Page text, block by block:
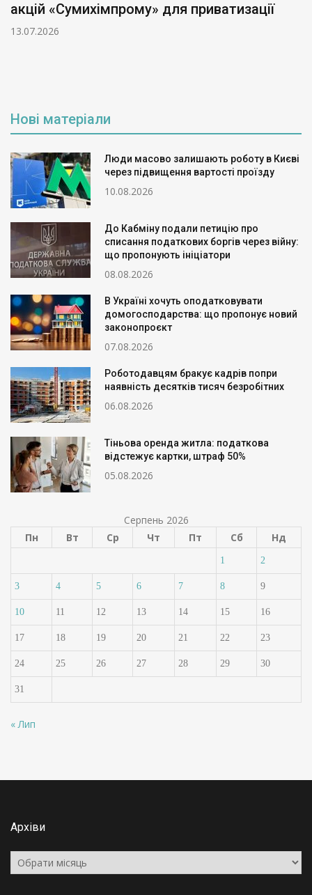
акцій «Сумихімпрому» для приватизації
13.07.2026
Нові матеріали
Люди масово залишають роботу в Києві
через підвищення вартості проїзду
10.08.2026
До Кабміну подали петицію про
списання податкових боргів через війну:
що пропонують ініціатори
08.08.2026
В Україні хочуть оподатковувати
домогосподарства: що пропонує новий
законопроєкт
07.08.2026
Роботодавцям бракує кадрів попри
наявність десятків тисяч безробітних
06.08.2026
Тіньова оренда житла: податкова
відстежує картки, штраф 50%
05.08.2026
Серпень 2026
Пн
Вт Ср Чт Пт Сб Нд
1 2
3 4 5 6 7 8 9
10 11 12 13 14 15 16
17 18 19 20 21 22 23
24 25 26 27 28 29 30
31
« Лип
Архіви
Архіви